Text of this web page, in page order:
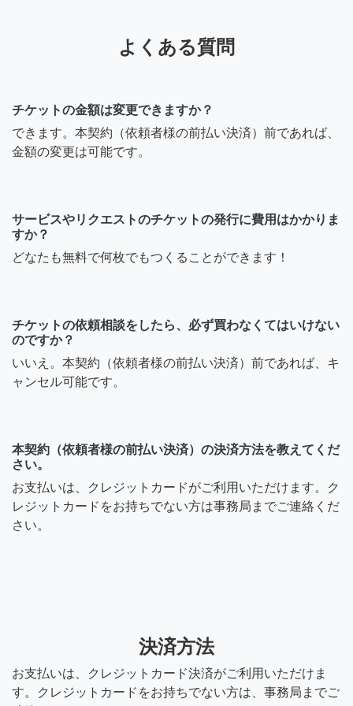
よくある質問
チケットの金額は変更できますか？
できます。本契約（依頼者様の前払い決済）前であれば、
金額の変更は可能です。
サービスやリクエストのチケットの発行に費用はかかりま
すか？
どなたも無料で何枚でもつくることができます！
チケットの依頼相談をしたら、必ず買わなくてはいけない
のですか？
いいえ。本契約（依頼者様の前払い決済）前であれば、キ
ャンセル可能です。
本契約（依頼者様の前払い決済）の決済方法を教えてくだ
さい。
お支払いは、クレジットカードがご利用いただけます。ク
レジットカードをお持ちでない方は事務局までご連絡くだ
さい。
決済方法
お支払いは、クレジットカード決済がご利用いただけま
す。クレジットカードをお持ちでない方は、事務局までご